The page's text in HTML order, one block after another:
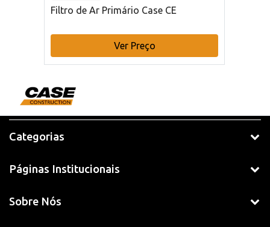
Filtro de Ar Primário Case CE
Ver Preço
Categorias
Páginas Institucionais
Sobre Nós